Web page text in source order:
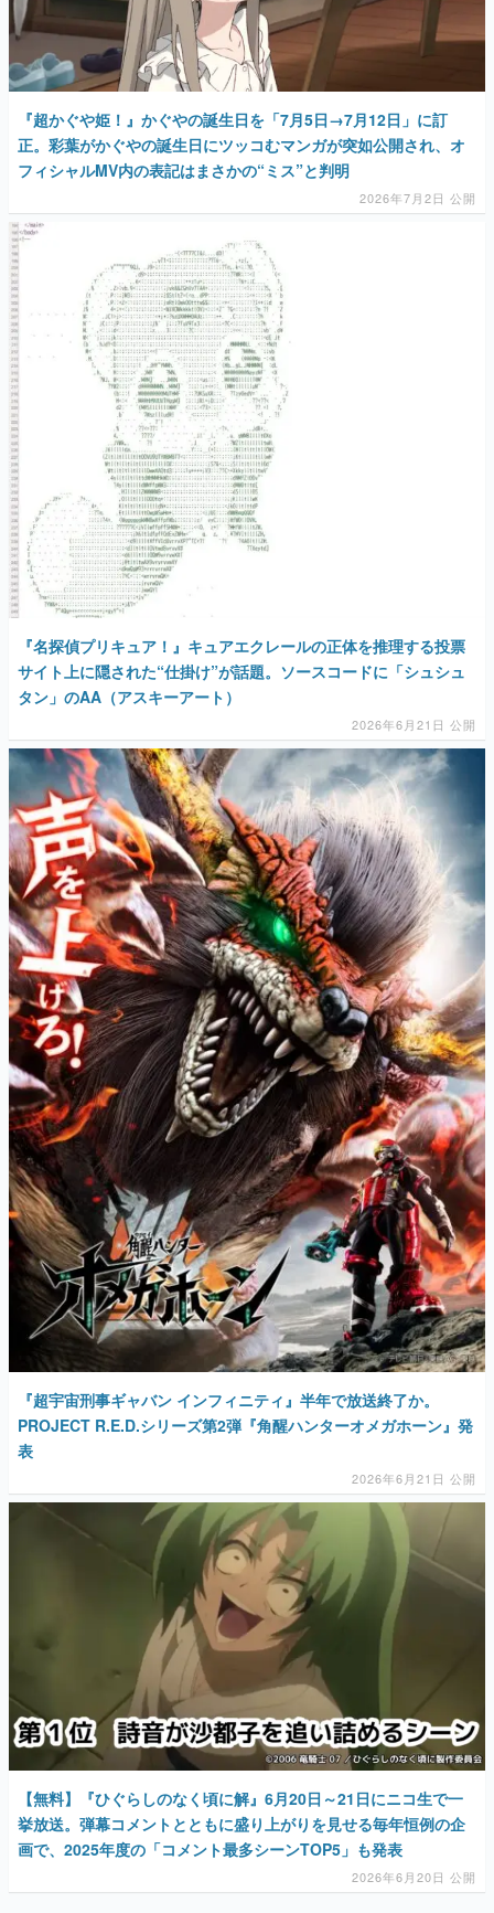
『超かぐや姫！』かぐやの誕生日を「7月5日→7月12日」に訂
正。彩葉がかぐやの誕生日にツッコむマンガが突如公開され、オ
フィシャルMV内の表記はまさかの“ミス”と判明
2026年7月2日 公開
『名探偵プリキュア！』キュアエクレールの正体を推理する投票
サイト上に隠された“仕掛け”が話題。ソースコードに「シュシュ
タン」のAA（アスキーアート）
2026年6月21日 公開
『超宇宙刑事ギャバン インフィニティ』半年で放送終了か。
PROJECT R.E.D.シリーズ第2弾『角醒ハンターオメガホーン』発
表
2026年6月21日 公開
【無料】『ひぐらしのなく頃に解』6月20日～21日にニコ生で一
挙放送。弾幕コメントとともに盛り上がりを見せる毎年恒例の企
画で、2025年度の「コメント最多シーンTOP5」も発表
2026年6月20日 公開